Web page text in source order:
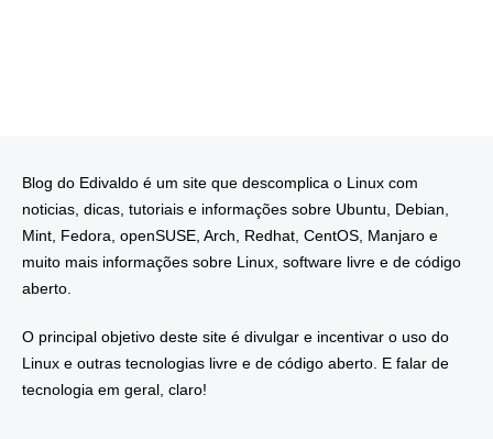
Blog do Edivaldo é um site que descomplica o Linux com
noticias, dicas, tutoriais e informações sobre Ubuntu, Debian,
Mint, Fedora, openSUSE, Arch, Redhat, CentOS, Manjaro e
muito mais informações sobre Linux, software livre e de código
aberto.
O principal objetivo deste site é divulgar e incentivar o uso do
Linux e outras tecnologias livre e de código aberto. E falar de
tecnologia em geral, claro!